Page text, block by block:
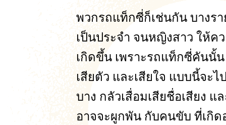
พวกรถแท็กซี่ก็เช่นกัน บางร
เป็นประจำ จนหญิงสาว ให้คว
เกิดขึ้น เพราะรถแท็กซี่คันนั้
เสียตัว และเสียใจ แบบนี้จะ
บาง กลัวเสื่อมเสียชื่อเสียง แ
อาจจะผูกพัน กับคนขับ ที่เกิ